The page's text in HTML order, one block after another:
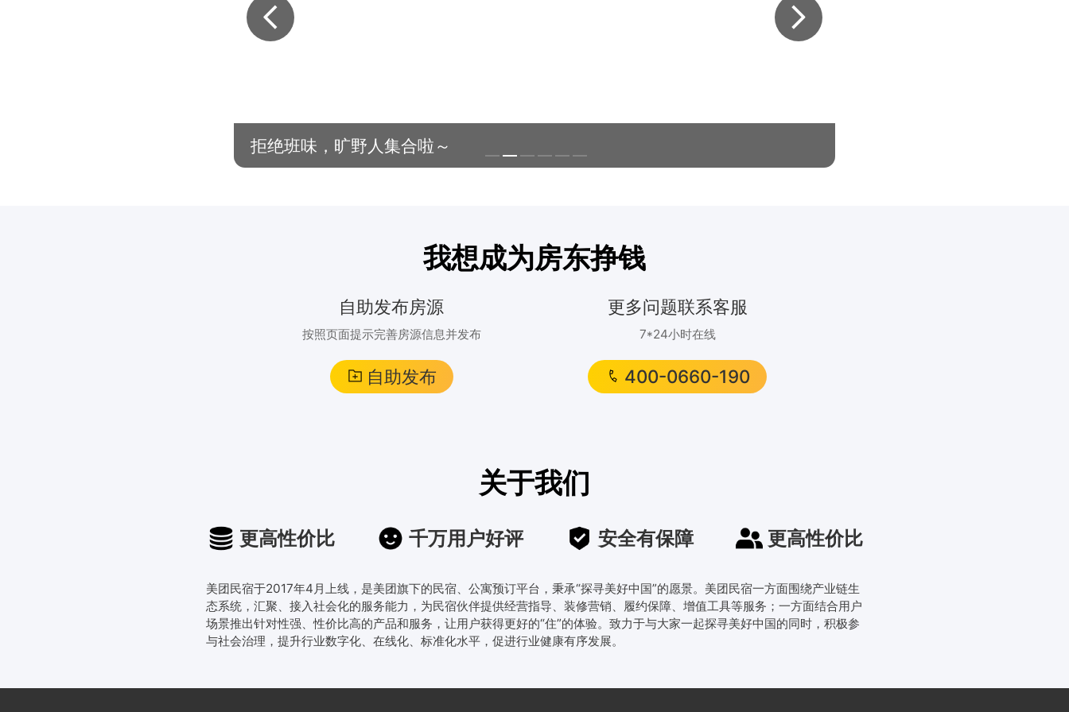
拒绝班味，旷野人集合啦～
我想成为房东挣钱
自助发布房源
按照页面提示完善房源信息并发布
自助发布
更多问题联系客服
7*24小时在线
400-0660-190
关于我们
更高性价比 千万用户好评 安全有保障 更高性价比
美团民宿于2017年4月上线，是美团旗下的民宿、公寓预订平台，秉承“探寻美好中国”的愿景。美团民宿一方面围绕产业链生
态系统，汇聚、接入社会化的服务能力，为民宿伙伴提供经营指导、装修营销、履约保障、增值工具等服务；一方面结合用户
场景推出针对性强、性价比高的产品和服务，让用户获得更好的“住”的体验。致力于与大家一起探寻美好中国的同时，积极参
与社会治理，提升行业数字化、在线化、标准化水平，促进行业健康有序发展。